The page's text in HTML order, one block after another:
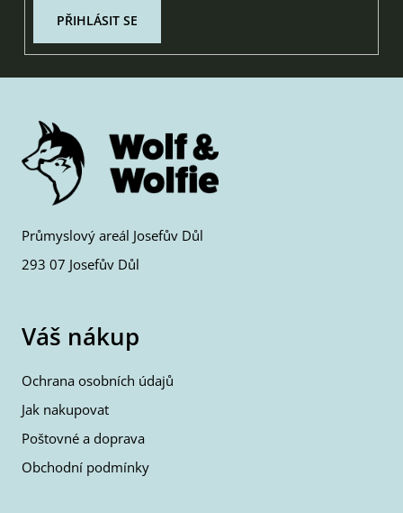
PŘIHLÁSIT SE
Průmyslový areál Josefův Důl
293 07 Josefův Důl
Váš nákup
Ochrana osobních údajů
Jak nakupovat
Poštovné a doprava
Obchodní podmínky